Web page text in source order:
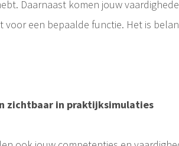
Daarnaast komen jouw
voor een bepaalde functie. Het is
zichtbaar in praktijksimulaties